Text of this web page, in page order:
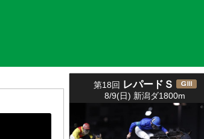
第18回 レパードＳ
(
ＧⅢ)
8/9(日) 新潟ダ1800m